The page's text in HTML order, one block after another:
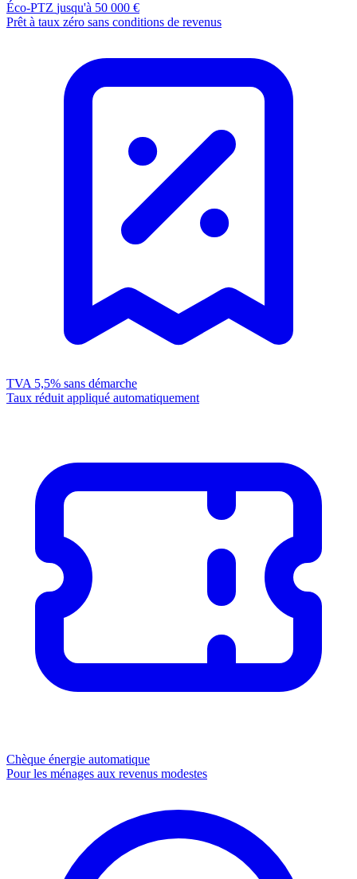
Éco-PTZ jusqu'à 50 000 €
Prêt à taux zéro sans conditions de revenus
TVA 5,5% sans démarche
Taux réduit appliqué automatiquement
Chèque énergie automatique
Pour les ménages aux revenus modestes